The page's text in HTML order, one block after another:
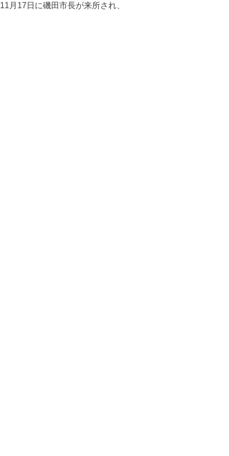
17日に磯田市長が来所され、